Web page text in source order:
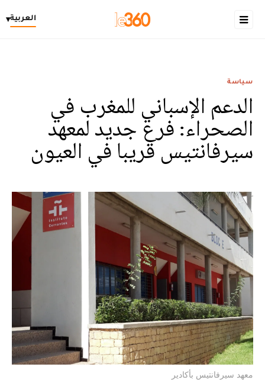
العربية▾
سياسة
الدعم الإسباني للمغرب في
الصحراء: فرع جديد لمعهد
سيرفانتيس قريبا في العيون
معهد سيرفانتيس بأكادير